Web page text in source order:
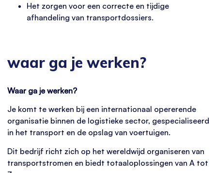
Het zorgen voor een correcte en tijdige
afhandeling van transportdossiers.
waar ga je werken?
Waar ga je werken?
Je komt te werken bij een internationaal opererende
organisatie binnen de logistieke sector, gespecialiseerd
in het transport en de opslag van voertuigen.
Dit bedrijf richt zich op het wereldwijd organiseren van
transportstromen en biedt totaaloplossingen van A tot